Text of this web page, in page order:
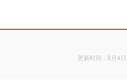
更新时间：8月4日